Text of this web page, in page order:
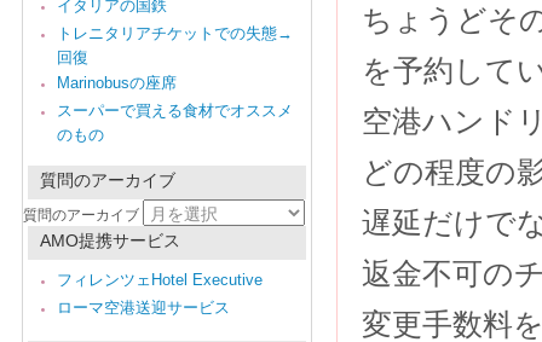
ちょうどそ
を予約して
空港ハンド
どの程度の
遅延だけで
返金不可の
変更手数料
イタリアの国鉄
トレニタリアチケットでの失態→
回復
Marinobusの座席
スーパーで買える食材でオススメ
のもの
質問のアーカイブ
質問のアーカイブ
AMO提携サービス
フィレンツェHotel Executive
ローマ空港送迎サービス